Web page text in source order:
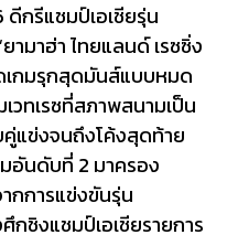
ดีกรีแชมป์เอเชียรุ่น
มาฮ่า ไทยแลนด์ เรซซิ่ง
เกมรุกสุดมันส์แบบหมด
วทเรซที่สภาพสนามเป็น
แข่งจนถึงโค้งสุดท้าย
อันดับที่ 2 มาครอง
กการแข่งขันรุ่น
ชิงแชมป์เอเชียรายการ